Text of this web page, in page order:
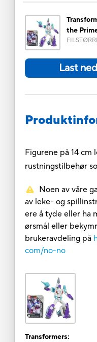
the
Last ned
Figurene på 14 cm
rustningstilbehør
Noen av våre
av leke- og
ere å tyde eller ha
ørsmål eller
brukeravdeling på
com/no-no
Transformers: